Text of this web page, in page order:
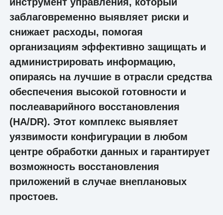
заблаговременно выявляет риски и
снижает расходы, помогая
организациям эффективно защищать и
администрировать информацию,
опираясь на лучшие в отрасли средства
обеспечения высокой готовности и
послеаварийного восстановления
(HA/DR). Этот комплекс выявляет
уязвимости конфигурации в любом
центре обработки данных и гарантирует
возможность восстановления
приложений в случае внеплановых
простоев.